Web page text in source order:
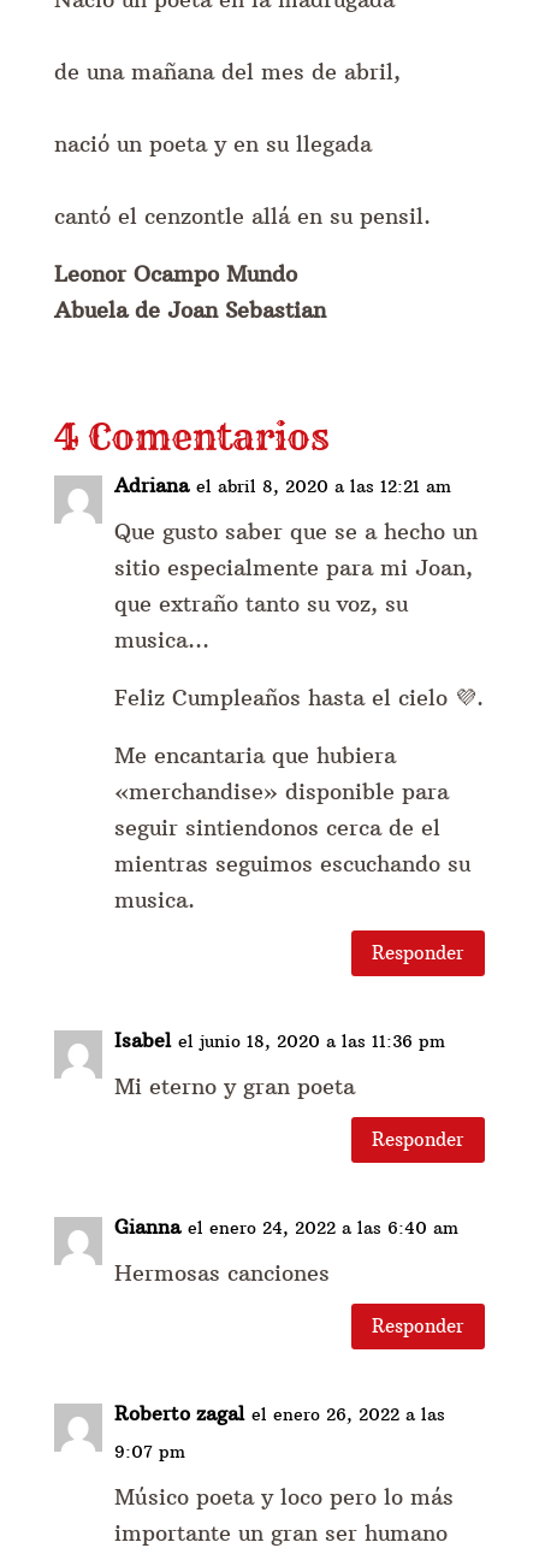
de una mañana del mes de abril,
nació un poeta y en su llegada
cantó el cenzontle allá en su pensil.
Leonor Ocampo Mundo
Abuela de Joan Sebastian
4 Comentarios
Adriana el abril 8, 2020 a las 12:21 am
Que gusto saber que se a hecho un
sitio especialmente para mi Joan,
que extraño tanto su voz, su
musica…
Feliz Cumpleaños hasta el cielo 💜.
Me encantaria que hubiera
«merchandise» disponible para
seguir sintiendonos cerca de el
mientras seguimos escuchando su
musica.
Responder
Isabel el junio 18, 2020 a las 11:36 pm
Mi eterno y gran poeta
Responder
Gianna el enero 24, 2022 a las 6:40 am
Hermosas canciones
Responder
Roberto zagal el enero 26, 2022 a las
9:07 pm
Músico poeta y loco pero lo más
importante un gran ser humano